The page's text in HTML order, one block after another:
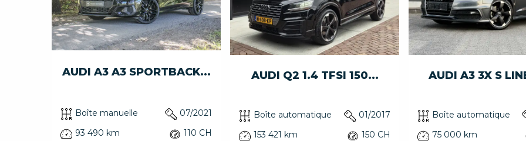
AUDI A3 A3 SPORTBACK...
Boîte manuelle
07/2021
93 490 km
110 CH
AUDI Q2 1.4 TFSI 150...
Boîte automatique
01/2017
153 421 km
150 CH
AUDI A3 3X S
Boîte automatique
75 000 km